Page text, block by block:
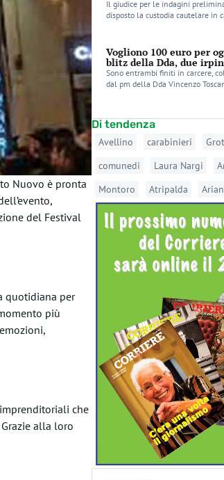
Nuovo è pronta
del Festival
quotidiana per
più
che
alla loro
Il giudice per le indagini
disposto la custodia cautelare in
Vogliono 100 euro per
blitz della Dda, due
Sono entrambi finiti in carcere,
dal pm della Dda Vincenzo
Di tendenza
Avellino carabinieri
comunedi
Laura Nargi
Montoro
Atripalda